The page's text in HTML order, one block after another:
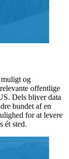
og
offentlige
Dels bliver data
bundet af en
for at levere
ét sted.